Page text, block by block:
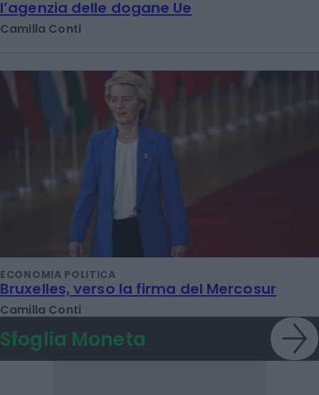
l’agenzia delle dogane Ue
Camilla Conti
ECONOMIA POLITICA
Bruxelles, verso la firma del Mercosur
Camilla Conti
Sfoglia Moneta